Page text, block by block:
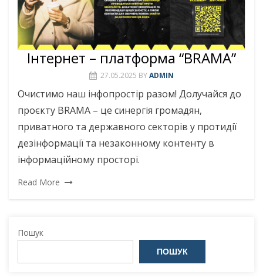
Інтернет – платформа “BRAMA”
27.05.2025 BYADMIN
Очистимо наш інфопростір разом! Долучайся до
проєкту BRAMA – це синергія громадян,
приватного та державного секторів у протидії
дезінформації та незаконному контенту в
інформаційному просторі.
Read More
Пошук
ПОШУК